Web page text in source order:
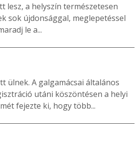
lesz, a helyszín természetesen
sok újdonsággal, meglepetéssel
le a...
ülnek. A galgamácsai általános
utáni köszöntésen a helyi
fejezte ki, hogy több...